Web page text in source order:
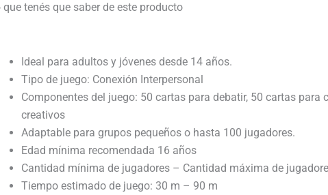
que tenés que saber de este producto
Ideal para adultos y jóvenes desde 14 años.
Tipo de juego: Conexión Interpersonal
Componentes del juego: 50 cartas para debatir, 50 cartas
creativos
Adaptable para grupos pequeños o hasta 100 jugadores.
Edad mínima recomendada 16 años
Cantidad mínima de jugadores – Cantidad máxima de
Tiempo estimado de juego: 30 m – 90 m